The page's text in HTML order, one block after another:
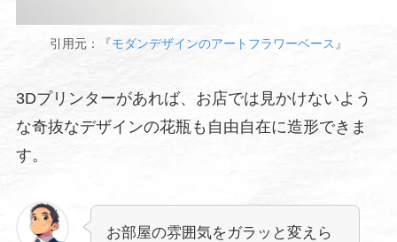
引用元：『モダンデザインのアートフラワーベース 』
3Dプリンターがあれば、お店では見かけないよう
な奇抜なデザインの花瓶も自由自在に造形できま
す。
お部屋の雰囲気をガラッと変えら